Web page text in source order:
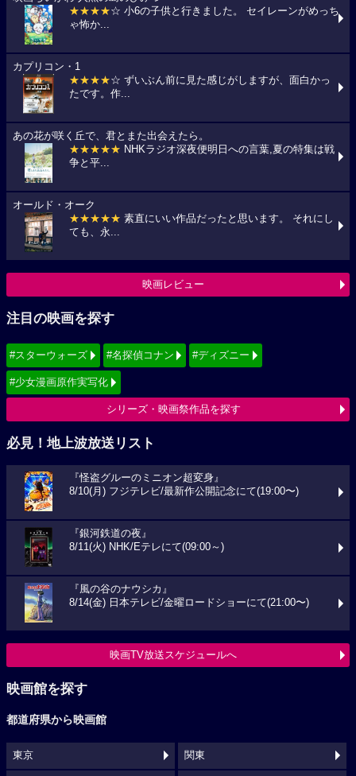
★★★★☆ 小6の子供と行きました。 セイレーンがめっち
ゃ怖か...
カプリコン・1
★★★★☆ ずいぶん前に見た感じがしますが、面白かっ
たです。作...
あの花が咲く丘で、君とまた出会えたら。
★★★★★ NHKラジオ深夜便明日への言葉,夏の特集は戦
争と平...
オールド・オーク
★★★★★ 素直にいい作品だったと思います。 それにし
ても、永...
映画レビュー
注目の映画を探す
#スターウォーズ #名探偵コナン #ディズニー
#少女漫画原作実写化
シリーズ・映画祭作品を探す
必見！地上波放送リスト
『怪盗グルーのミニオン超変身』
8/10(月) フジテレビ/最新作公開記念にて(19:00〜)
『銀河鉄道の夜』
8/11(火) NHK/Eテレにて(09:00～)
『風の谷のナウシカ』
8/14(金) 日本テレビ/金曜ロードショーにて(21:00〜)
映画TV放送スケジュールへ
映画館を探す
都道府県から映画館
東京 関東